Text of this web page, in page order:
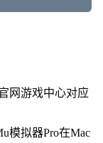
网游戏中心对应
模拟器Pro在Mac